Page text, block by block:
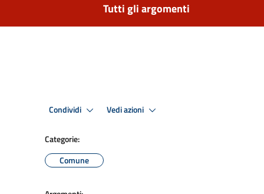
Tutti gli argomenti
Condividi Vedi azioni
Categorie:
Comune